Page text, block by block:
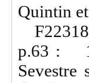
Quintin
p.63 :
Sevestre